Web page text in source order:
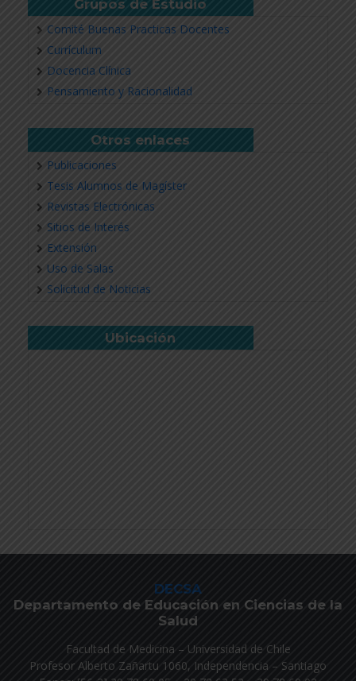
Grupos de Estudio
Comité Buenas Practicas Docentes
Currículum
Docencia Clínica
Pensamiento y Racionalidad
Otros enlaces
Publicaciones
Tesis Alumnos de Magíster
Revistas Electrónicas
Sitios de Interés
Extensión
Uso de Salas
Solicitud de Noticias
Ubicación
DECSA
Departamento de Educación en Ciencias de la
Salud
Facultad de Medicina – Universidad de Chile
Profesor Alberto Zañartu 1060, Independencia – Santiago